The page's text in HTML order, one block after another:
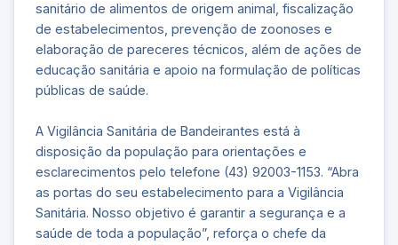
sanitário de alimentos de origem animal, fiscalização
de estabelecimentos, prevenção de zoonoses e
elaboração de pareceres técnicos, além de ações de
educação sanitária e apoio na formulação de políticas
públicas de saúde.
A Vigilância Sanitária de Bandeirantes está à
disposição da população para orientações e
esclarecimentos pelo telefone (43) 92003-1153. “Abra
as portas do seu estabelecimento para a Vigilância
Sanitária. Nosso objetivo é garantir a segurança e a
saúde de toda a população”, reforça o chefe da